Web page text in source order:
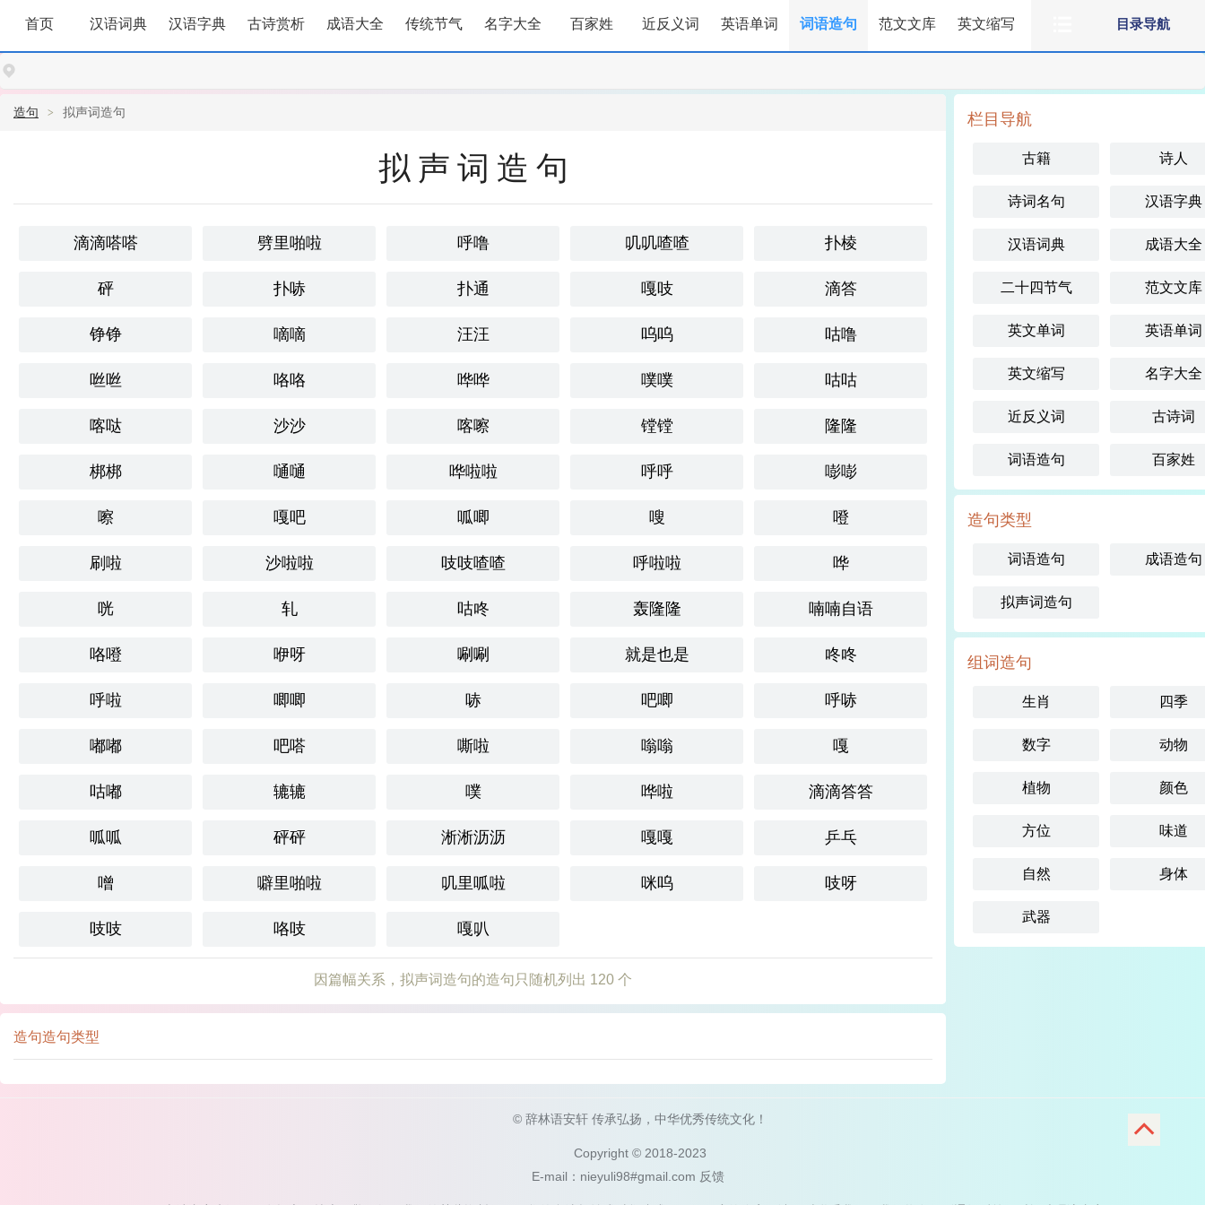
目录导航
首页 汉语词典 汉语字典 古诗赏析 成语大全 传统节气 名字大全 百家姓 近反义词 英语单词 词语造句 范文文库 英文缩写
造句 拟声词造句
拟声词造句
滴滴嗒嗒 劈里啪啦 呼噜 叽叽喳喳 扑棱
砰 扑哧 扑通 嘎吱 滴答
铮铮 嘀嘀 汪汪 呜呜 咕噜
咝咝 咯咯 哗哗 噗噗 咕咕
喀哒 沙沙 喀嚓 镗镗 隆隆
梆梆 嗵嗵 哗啦啦 呼呼 嘭嘭
嚓 嘎吧 呱唧 嗖 噔
刷啦 沙啦啦 吱吱喳喳 呼啦啦 哗
咣 轧 咕咚 轰隆隆 喃喃自语
咯噔 咿呀 唰唰 就是也是 咚咚
呼啦 唧唧 哧 吧唧 呼哧
嘟嘟 吧嗒 嘶啦 嗡嗡 嘎
咕嘟 辘辘 噗 哗啦 滴滴答答
呱呱 砰砰 淅淅沥沥 嘎嘎 乒乓
噌 噼里啪啦 叽里呱啦 咪呜 吱呀
吱吱 咯吱 嘎叭
因篇幅关系，拟声词造句的造句只随机列出 120 个
造句造句类型
栏目导航
古籍 诗人
诗词名句 汉语字典
汉语词典 成语大全
二十四节气 范文文库
英文单词 英语单词
英文缩写 名字大全
近反义词 古诗词
词语造句 百家姓
造句类型
词语造句 成语造句
拟声词造句
组词造句
生肖 四季
数字 动物
植物 颜色
方位 味道
自然 身体
武器
© 辞林语安轩 传承弘扬，中华优秀传统文化！
Copyright © 2018-2023
E-mail：nieyuli98#gmail.com 反馈